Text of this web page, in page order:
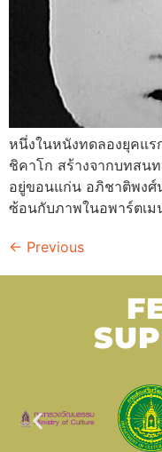
หนึ่งในหนังทดลองยุคแร
ชิคาโก สร้างจากบทสน
อยู่ขอนแก่น อภิชาติพงศ์
ซ้อนกับภาพในอพาร์ตเม
← Previous